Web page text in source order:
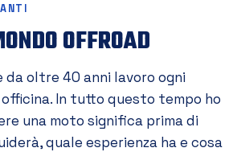
OFFROAD
da oltre 40 anni lavoro ogni
In tutto questo tempo ho
una moto significa prima di
quale esperienza ha e cosa